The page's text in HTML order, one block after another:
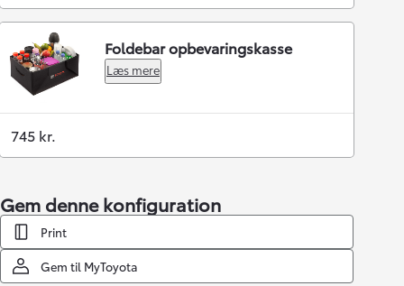
Foldebar opbevaringskasse
Læs mere
745 kr.
Gem denne konfiguration
Print
Gem til MyToyota